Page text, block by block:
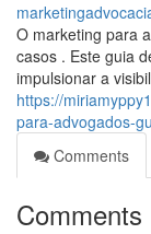
O marketing para
casos . Este guia
impulsionar a
https://
para-advogados-
Comments
Comments